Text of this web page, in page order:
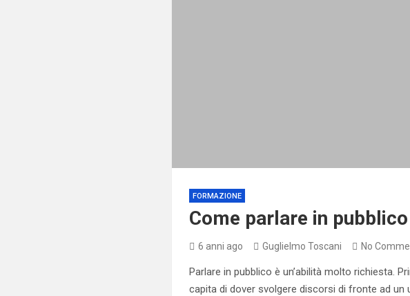
FORMAZIONE
Come parlare in
6 anni ago Guglielmo Toscani No
Parlare in pubblico è un’abilità molto richiesta.
capita di dover svolgere discorsi di fronte ad